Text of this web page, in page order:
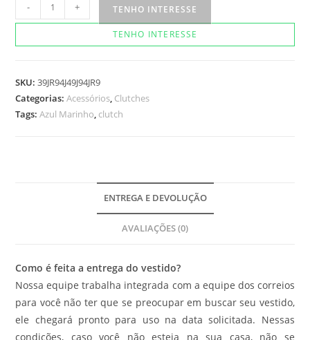
Cabral
- + TENHO INTERESSE
TENHO INTERESSE
SKU:39JR94J49J94JR9
Categorias:Acessórios, Clutches
Tags:Azul Marinho, clutch
ENTREGA E DEVOLUÇÃO
AVALIAÇÕES (0)
Como é feita a entrega do vestido?
Nossa equipe trabalha integrada com a equipe dos correios
para você não ter que se preocupar em buscar seu vestido,
ele chegará pronto para uso na data solicitada. Nessas
condições, caso você não esteja na sua casa, não se